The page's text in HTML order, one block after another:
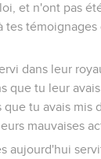
et n'ont pas
tes témoignages
dans leur
que tu leur
que tu avais mis
mauvaises
aujourd'hui